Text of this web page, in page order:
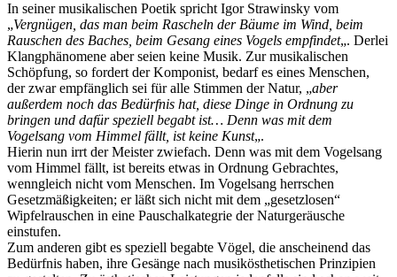
In seiner musikalischen Poetik spricht Igor Strawinsky vom
„Vergnügen, das man beim Rascheln der Bäume im Wind, beim
Rauschen des Baches, beim Gesang eines Vogels empfindet„. Derlei
Klangphänomene aber seien keine Musik. Zur musikalischen
Schöpfung, so fordert der Komponist, bedarf es eines Menschen,
der zwar empfänglich sei für alle Stimmen der Natur, „aber
außerdem noch das Bedürfnis hat, diese Dinge in Ordnung zu
bringen und dafür speziell begabt ist… Denn was mit dem
Vogelsang vom Himmel fällt, ist keine Kunst„.
Hierin nun irrt der Meister zwiefach. Denn was mit dem Vogelsang
vom Himmel fällt, ist bereits etwas in Ordnung Gebrachtes,
wenngleich nicht vom Menschen. Im Vogelsang herrschen
Gesetzmäßigkeiten; er läßt sich nicht mit dem „gesetzlosen“
Wipfelrauschen in eine Pauschalkategrie der Naturgeräusche
einstufen.
Zum anderen gibt es speziell begabte Vögel, die anscheinend das
Bedürfnis haben, ihre Gesänge nach musikösthetischen Prinzipien